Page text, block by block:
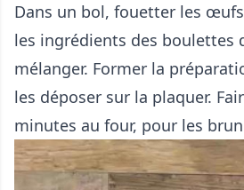
Dans un bol, fouetter les
les ingrédients des boulettes
mélanger. Former la
les déposer sur la plaquer.
minutes au four, pour les